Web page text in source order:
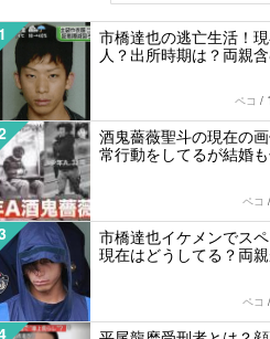
市橋達也の逃亡生活！
人？出所時期は？両親
ペコ /
酒鬼薔薇聖斗の現在の
常行動をしてるが結婚
ペコ /
市橋達也イケメンでス
現在はどうしてる？両
ペコ /